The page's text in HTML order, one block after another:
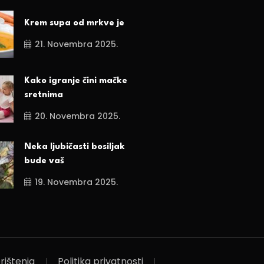
Krem supa od mrkve je
21. Novembra 2025.
Kako igranje čini mačke
sretnima
20. Novembra 2025.
Neka ljubičasti bosiljak
bude vaš
19. Novembra 2025.